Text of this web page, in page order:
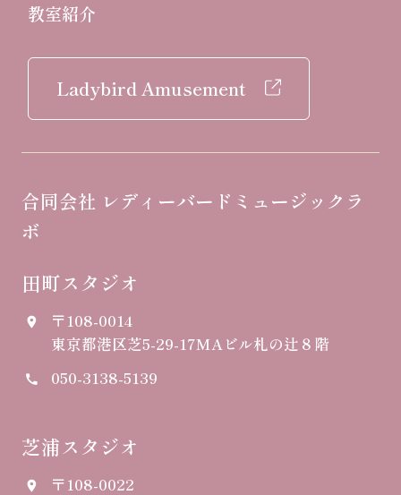
教室紹介
Ladybird Amusement
合同会社 レディーバードミュージックラ
ボ
田町スタジオ
place
〒108-0014
東京都港区芝5-29-17MAビル札の辻８階
call 050-3138-5139
芝浦スタジオ
place 〒108-0022